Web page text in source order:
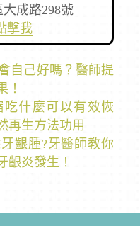
成路298號
擊我
自己好嗎？醫師提
！
吃什麼可以有效恢
再生方法功用
齦腫?牙醫師教你
齦炎發生！